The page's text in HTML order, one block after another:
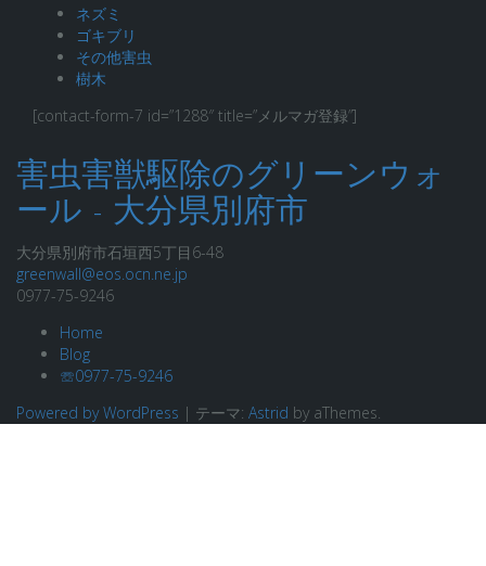
ネズミ
ゴキブリ
その他害虫
樹木
[contact-form-7 id=”1288″ title=”メルマガ登録”]
害虫害獣駆除のグリーンウォ
ール - 大分県別府市
大分県別府市石垣西5丁目6-48
greenwall@eos.ocn.ne.jp
0977-75-9246
Home
Blog
☏0977-75-9246
Powered by WordPress | テーマ: Astrid by aThemes.